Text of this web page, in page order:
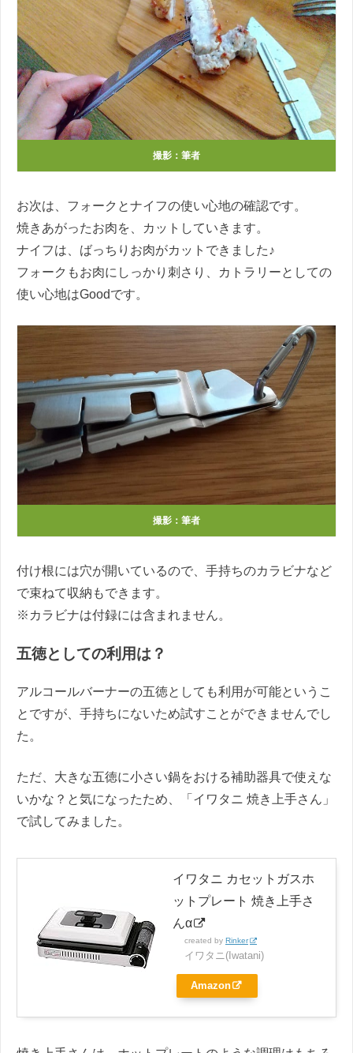
撮影：筆者
お次は、フォークとナイフの使い心地の確認です。
焼きあがったお肉を、カットしていきます。
ナイフは、ばっちりお肉がカットできました♪
フォークもお肉にしっかり刺さり、カトラリーとしての
使い心地はGoodです。
撮影：筆者
付け根には穴が開いているので、手持ちのカラビナなど
で束ねて収納もできます。
※カラビナは付録には含まれません。
五徳としての利用は？
アルコールバーナーの五徳としても利用が可能というこ
とですが、手持ちにないため試すことができませんでし
た。
ただ、大きな五徳に小さい鍋をおける補助器具で使えな
いかな？と気になったため、「イワタニ 焼き上手さん」
で試してみました。
イワタニ カセットガスホ
ットプレート 焼き上手さ
んα
created by Rinker
イワタニ(Iwatani)
Amazon